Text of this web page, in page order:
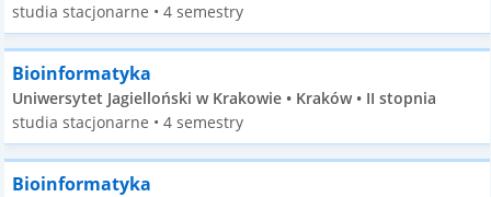
studia stacjonarne • 4 semestry
Bioinformatyka
Uniwersytet Jagielloński w Krakowie • Kraków • II stopnia
studia stacjonarne • 4 semestry
Bioinformatyka